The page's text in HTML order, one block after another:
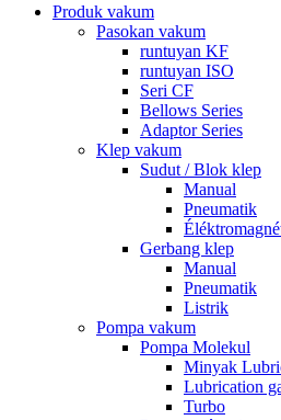
Produk vakum
Pasokan vakum
runtuyan KF
runtuyan ISO
Seri CF
Bellows Series
Adaptor Series
Klep vakum
Sudut / Blok klep
Manual
Pneumatik
Gerbang klep
Manual
Pneumatik
Listrik
Pompa vakum
Pompa Molekul
Minyak
Lubrication
Turbo